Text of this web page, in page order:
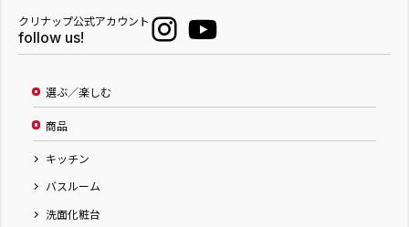
クリナップ公式アカウント
follow us!
選ぶ／楽しむ
商品
キッチン
バスルーム
洗面化粧台